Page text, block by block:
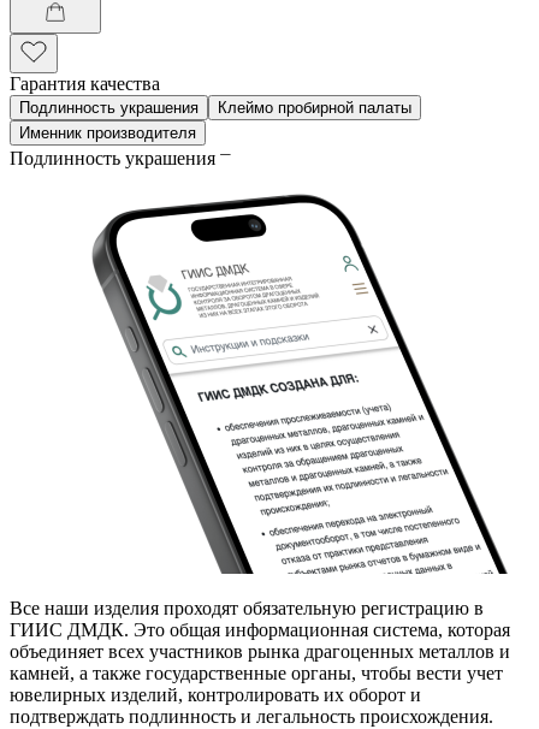
Гарантия качества
Подлинность украшения
Клеймо пробирной палаты
Именник производителя
Подлинность украшения
Все наши изделия проходят обязательную регистрацию в
ГИИС ДМДК. Это общая информационная система, которая
объединяет всех участников рынка драгоценных металлов и
камней, а также государственные органы, чтобы вести учет
ювелирных изделий, контролировать их оборот и
подтверждать подлинность и легальность происхождения.